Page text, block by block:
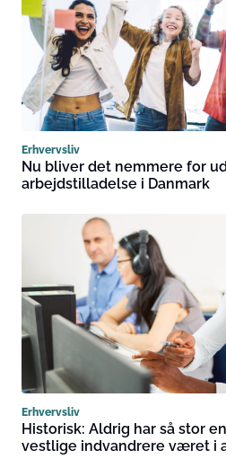
Erhvervsliv
Nu bliver det nemmere for
arbejdstilladelse i Danmark
Erhvervsliv
Historisk: Aldrig har så stor
vestlige indvandrere været i